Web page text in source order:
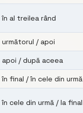
în al treilea rând
următorul / apoi
apoi / după aceea
în final / în cele din urmă
în cele din urmă / la final